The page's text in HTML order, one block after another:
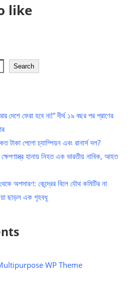
like
Search
ফেরা হবে না!” দীর্ঘ ১৯ বছর পর প্রাণের
টাকা পেলো চ্যাম্পিয়ন এবং রানার্স দল?
হানায় নিহত এক ভারতীয় নাবিক, আহত
অপসারণ: কেন্দ্রের বিলে যৌথ কমিটির না
ছাড়ল এক গৃহবধূ